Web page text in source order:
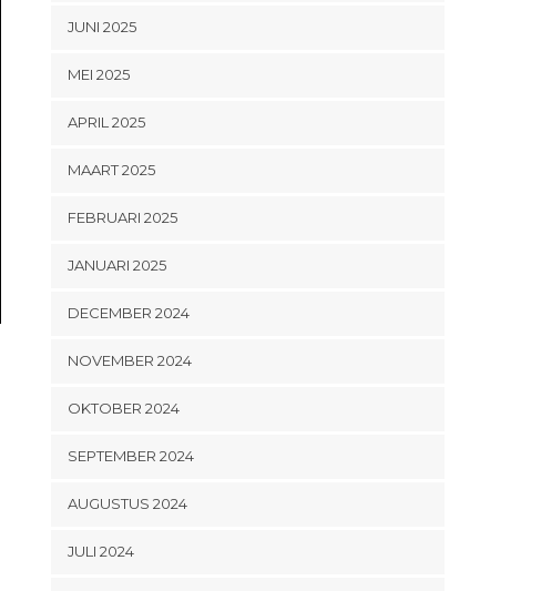
JUNI 2025
MEI 2025
APRIL 2025
MAART 2025
FEBRUARI 2025
JANUARI 2025
DECEMBER 2024
NOVEMBER 2024
OKTOBER 2024
SEPTEMBER 2024
AUGUSTUS 2024
JULI 2024